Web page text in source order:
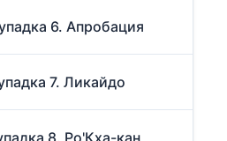
6. Апробация
7. Ликайдо